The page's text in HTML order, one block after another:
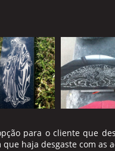
para o cliente que
haja desgaste com as